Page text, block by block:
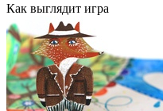
Как выглядит игра